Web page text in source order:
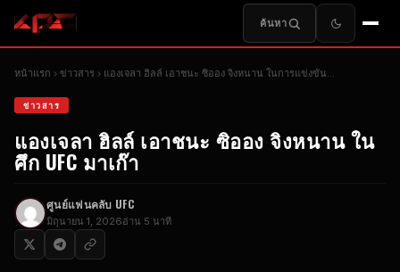
ค้นหา
หน้าแรก ข่าวสาร แองเจลา ฮิลล์ เอาชนะ ซิออง จิงหนาน ในการแข่งขัน…
ข่าวสาร
แองเจลา ฮิลล์ เอาชนะ ซิออง จิงหนาน ใน
ศึก UFC มาเก๊า
ศูนย์แฟนคลับ UFC
มิถุนายน 1, 2026อ่าน 5 นาที